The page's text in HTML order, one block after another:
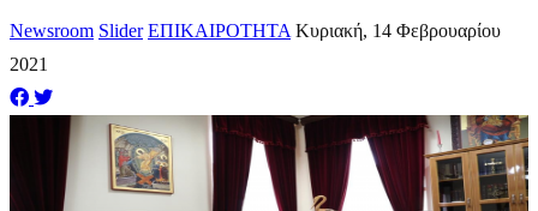
Newsroom Slider ΕΠΙΚΑΙΡΟΤΗΤΑ Κυριακή, 14 Φεβρουαρίου
2021